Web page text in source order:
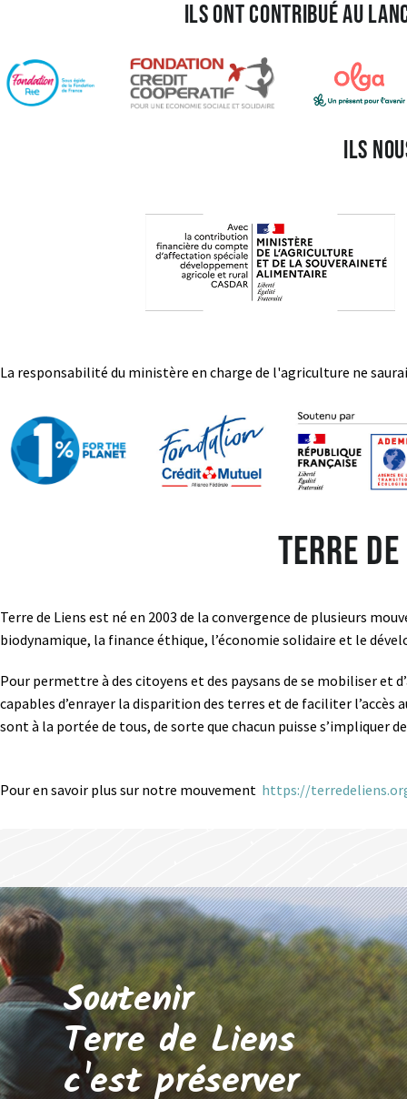
Ils ont contribué au
Ils
La responsabilité du ministère en charge de l'agriculture ne
Terre
Terre de Liens est né en 2003 de la convergence de plusieurs
biodynamique, la finance éthique, l’économie solidaire et le
Pour permettre à des citoyens et des paysans de se mobiliser et
capables d’enrayer la disparition des terres et de faciliter
sont à la portée de tous, de sorte que chacun puisse s’impliquer
Pour en savoir plus sur notre mouvement https://
Soutenir
Terre de Liens
c'est préserver